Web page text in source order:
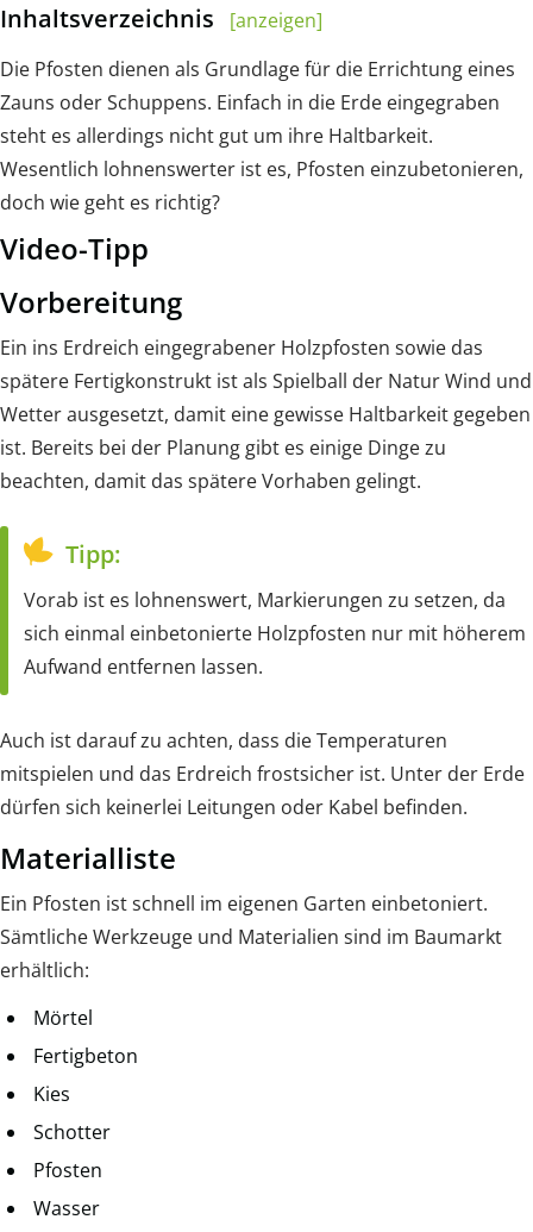
Inhaltsverzeichnis
[anzeigen]
Die Pfosten dienen als Grundlage für die Errichtung eines
Zauns oder Schuppens. Einfach in die Erde eingegraben
steht es allerdings nicht gut um ihre Haltbarkeit.
Wesentlich lohnenswerter ist es, Pfosten einzubetonieren,
doch wie geht es richtig?
Video-Tipp
Vorbereitung
Ein ins Erdreich eingegrabener Holzpfosten sowie das
spätere Fertigkonstrukt ist als Spielball der Natur Wind und
Wetter ausgesetzt, damit eine gewisse Haltbarkeit gegeben
ist. Bereits bei der Planung gibt es einige Dinge zu
beachten, damit das spätere Vorhaben gelingt.
Tipp:
Vorab ist es lohnenswert, Markierungen zu setzen, da
sich einmal einbetonierte Holzpfosten nur mit höherem
Aufwand entfernen lassen.
Auch ist darauf zu achten, dass die Temperaturen
mitspielen und das Erdreich frostsicher ist. Unter der Erde
dürfen sich keinerlei Leitungen oder Kabel befinden.
Materialliste
Ein Pfosten ist schnell im eigenen Garten einbetoniert.
Sämtliche Werkzeuge und Materialien sind im Baumarkt
erhältlich:
Mörtel
Fertigbeton
Kies
Schotter
Pfosten
Wasser